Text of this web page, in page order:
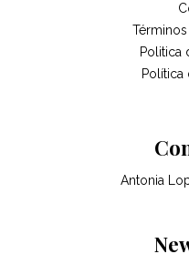
Politica
Política
Antonia